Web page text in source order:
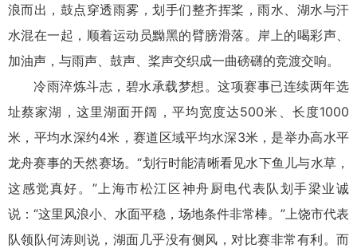
浪而出，鼓点穿透雨雾，划手们整齐挥桨，雨水、湖水与汗
水混在一起，顺着运动员黝黑的臂膀滑落。岸上的喝彩声、
加油声，与雨声、鼓声、桨声交织成一曲磅礴的竞渡交响。
冷雨淬炼斗志，碧水承载梦想。这项赛事已连续两年选
址蔡家湖，这里湖面开阔，平均宽度达500米、长度1000
米，平均水深约4米，赛道区域平均水深3米，是举办高水平
龙舟赛事的天然赛场。“划行时能清晰看见水下鱼儿与水草，
这感觉真好。”上海市松江区神舟厨电代表队划手梁业诚
说：“这里风浪小、水面平稳，场地条件非常棒。”上饶市代表
队领队何涛则说，湖面几乎没有侧风，对比赛非常有利。而